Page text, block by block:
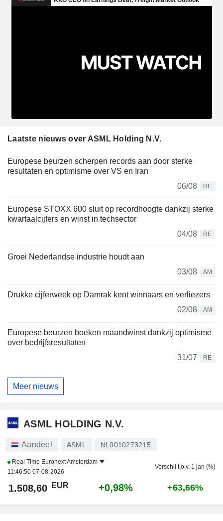
Laatste nieuws over ASML Holding N.V.
Europese beurzen scherpen records aan door sterke
resultaten en optimisme over VS en Iran
06/08
RE
Europese STOXX 600 sluit op recordhoogte dankzij sterke
kwartaalcijfers en winst in techsector
04/08
RE
Groei Nederlandse industrie houdt aan
03/08
AM
Drukke cijferweek op Damrak kent winnaars en verliezers
02/08
AM
Europese beurzen boeken maandwinst dankzij optimisme
over bedrijfsresultaten
31/07
RE
Meer nieuws
ASML HOLDING N.V.
Aandeel ASML NL0010273215
Real Time Euronext Amsterdam
11:46:50 07-08-2026
Verschil t.o.v. 1 jan (%)
1.508,60 EUR +0,98% +63,66%